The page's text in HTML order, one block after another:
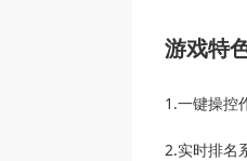
游戏特
1.一键操控
2.实时排名